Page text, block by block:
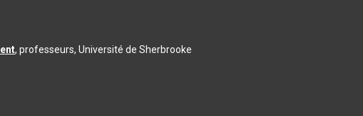
, professeurs, Université de Sherbrooke